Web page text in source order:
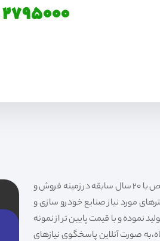
2795000
فیلتر شکری تهیه و توزیع کننده انواع فیلتر خودروهای سواری،سنگین،راهسازی و دستگاه های صنعتی و فیلتر های خاص با 20 سال سابقه در زمینه فروش و
مورد نیاز صنایع خودرو سازی و
نموده و با قیمت پایین تر از نمونه
صورت آنلاین پاسخگوی نیازهای